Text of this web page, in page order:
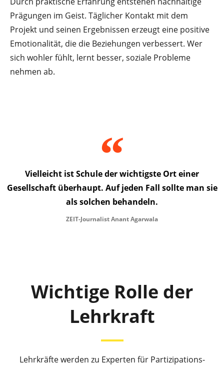
Prägungen im Geist. Täglicher Kontakt mit dem
Projekt und seinen Ergebnissen erzeugt eine positive
Emotionalität, die die Beziehungen verbessert. Wer
sich wohler fühlt, lernt besser, soziale Probleme
nehmen ab.
Vielleicht ist Schule der wichtigste Ort einer
Gesellschaft überhaupt. Auf jeden Fall sollte man sie
als solchen behandeln.
ZEIT-Journalist Anant Agarwala
Wichtige Rolle der
Lehrkraft
Lehrkräfte werden zu Experten für Partizipations-